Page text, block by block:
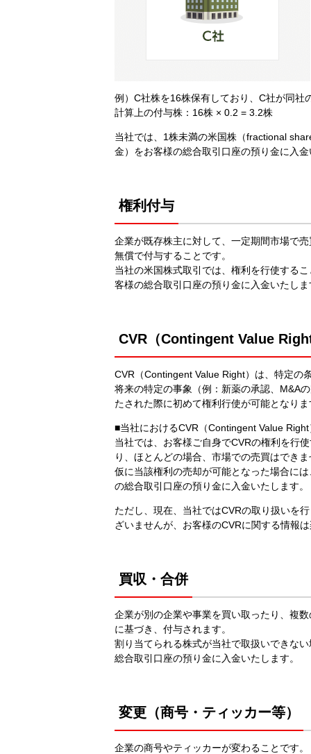
例）C社株を16株保有しており、C社が同
計算上の付与株：16株 × 0.2 = 3.2株
当社では、1株未満の米国株（fractional
金）をお客様の総合取引口座の預り金に入
権利付与
企業が既存株主に対して、一定期間市場で
無償で付与することです。
当社の米国株式取引では、権利を行使する
客様の総合取引口座の預り金に入金いたしま
CVR（Contingent Value
CVR（Contingent Value Right）は、特定の
将来の特定の事象（例：新薬の承認、M&A
たされた際に初めて権利行使が可能となりま
■当社におけるCVR（Contingent Value
当社では、お客様ご自身でCVRの権利を行
り、ほとんどの場合、市場での売買はでき
仮に当該権利の売却が可能となった場合に
の総合取引口座の預り金に入金いたします。
ただし、現在、当社ではCVRの取り扱いを
ざいませんが、お客様のCVRに関する情報
買収・合併
企業が別の企業や事業を買い取ったり、複
に基づき、付与されます。
割り当てられる株式が当社で取扱いできな
総合取引口座の預り金に入金いたします。
変更（商号・ティッカー等）
企業の商号やティッカーが変わることです。